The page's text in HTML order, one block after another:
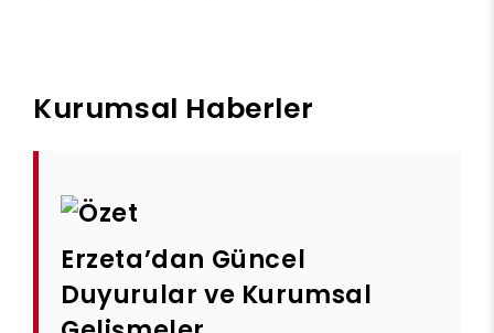
Kurumsal Haberler
Erzeta’dan Güncel
Duyurular ve Kurumsal